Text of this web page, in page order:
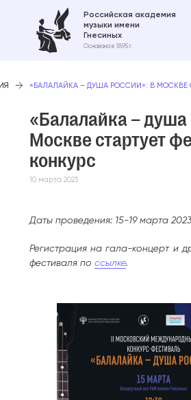
Российская академия
музыки имени
Гнесиных
Основана в 1895 г.
«БАЛАЛАЙКА – ДУША РОССИИ»: В
«Балалайка – душа
Москве стартует
конкурс
10 марта 2023
Даты проведения: 15-19 марта 2023
Регистрация на гала-концерт и
фестиваля по ссылке.